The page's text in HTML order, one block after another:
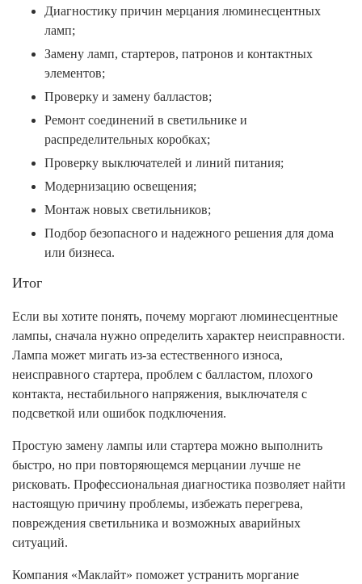
Диагностику причин мерцания люминесцентных
ламп;
Замену ламп, стартеров, патронов и контактных
элементов;
Проверку и замену балластов;
Ремонт соединений в светильнике и
распределительных коробках;
Проверку выключателей и линий питания;
Модернизацию освещения;
Монтаж новых светильников;
Подбор безопасного и надежного решения для дома
или бизнеса.
Итог
Если вы хотите понять, почему моргают люминесцентные
лампы, сначала нужно определить характер неисправности.
Лампа может мигать из-за естественного износа,
неисправного стартера, проблем с балластом, плохого
контакта, нестабильного напряжения, выключателя с
подсветкой или ошибок подключения.
Простую замену лампы или стартера можно выполнить
быстро, но при повторяющемся мерцании лучше не
рисковать. Профессиональная диагностика позволяет найти
настоящую причину проблемы, избежать перегрева,
повреждения светильника и возможных аварийных
ситуаций.
Компания «Маклайт» поможет устранить моргание